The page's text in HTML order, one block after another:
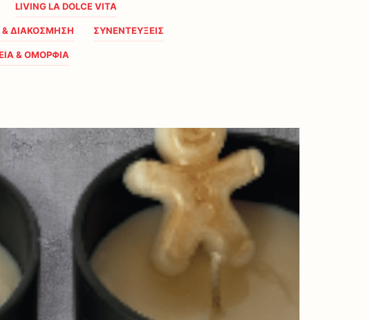
LIVING LA DOLCE VITA
& ΔΙΑΚΟΣΜΗΣΗ ΣΥΝΕΝΤΕΥΞΕΙΣ
& ΟΜΟΡΦΙΑ